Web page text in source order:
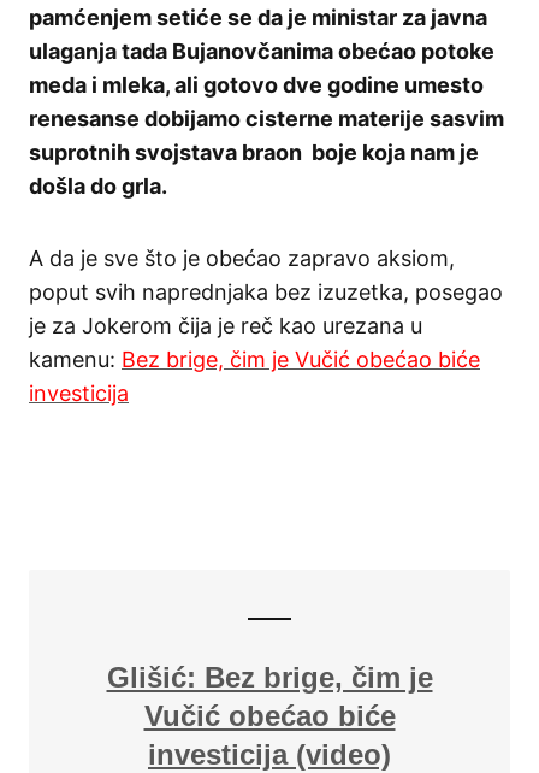
pamćenjem setiće se da je ministar za javna
ulaganja tada Bujanovčanima obećao potoke
meda i mleka, ali gotovo dve godine umesto
renesanse dobijamo cisterne materije sasvim
suprotnih svojstava braon boje koja nam je
došla do grla.
A da je sve što je obećao zapravo aksiom,
poput svih naprednjaka bez izuzetka, posegao
je za Jokerom čija je reč kao urezana u
kamenu: Bez brige, čim je Vučić obećao biće
investicija
Glišić: Bez brige, čim je
Vučić obećao biće
investicija (video)